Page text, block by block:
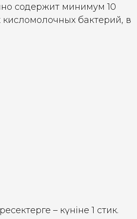
содержит минимум 10
бактерий, в
– күніне 1 стик.